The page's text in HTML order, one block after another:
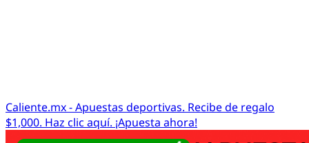
Caliente.mx - Apuestas deportivas. Recibe de regalo
$1,000. Haz clic aquí. ¡Apuesta ahora!